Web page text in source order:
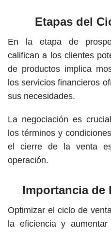
Etapas del
En la etapa de
califican a los clientes
de productos implica
los servicios financieros
sus necesidades.
La negociación es
los términos y
el cierre de la venta
operación.
Importancia de
Optimizar el ciclo de
la eficiencia y